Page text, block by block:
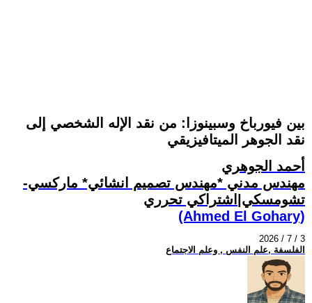
بين فيورباخ وسبينوزا: من نقد الإله الشخصي إلى
نقد الجوهر الميتافيزيقي
أحمد الجوهري
مهندس مدني *مهندس تصميم انشائي* ماركسي-
تشومسكي|اشتراكي تحرري
(Ahmed El Gohary)
2026 / 7 / 3
الفلسفة ,علم النفس , وعلم الاجتماع